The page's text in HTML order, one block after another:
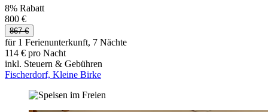
8% Rabatt
800 €
867 €
für 1 Ferienunterkunft, 7 Nächte
114 € pro Nacht
inkl. Steuern & Gebühren
Fischerdorf, Kleine Birke